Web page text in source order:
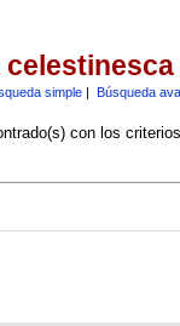
simple| Búsqueda
con los